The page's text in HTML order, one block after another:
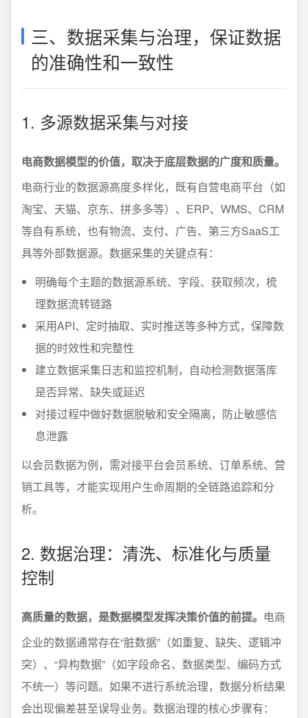
三、数据采集与治理，保证数据
的准确性和一致性
1. 多源数据采集与对接
电商数据模型的价值，取决于底层数据的广度和质量。
电商行业的数据源高度多样化，既有自营电商平台（如
淘宝、天猫、京东、拼多多等）、ERP、WMS、CRM
等自有系统，也有物流、支付、广告、第三方SaaS工
具等外部数据源。数据采集的关键点有：
明确每个主题的数据源系统、字段、获取频次，梳
理数据流转链路
采用API、定时抽取、实时推送等多种方式，保障数
据的时效性和完整性
建立数据采集日志和监控机制，自动检测数据落库
是否异常、缺失或延迟
对接过程中做好数据脱敏和安全隔离，防止敏感信
息泄露
以会员数据为例，需对接平台会员系统、订单系统、营
销工具等，才能实现用户生命周期的全链路追踪和分
析。
2. 数据治理：清洗、标准化与质量
控制
高质量的数据，是数据模型发挥决策价值的前提。 电商
企业的数据通常存在“脏数据”（如重复、缺失、逻辑冲
突）、“异构数据”（如字段命名、数据类型、编码方式
不统一）等问题。如果不进行系统治理，数据分析结果
会出现偏差甚至误导业务。数据治理的核心步骤有：